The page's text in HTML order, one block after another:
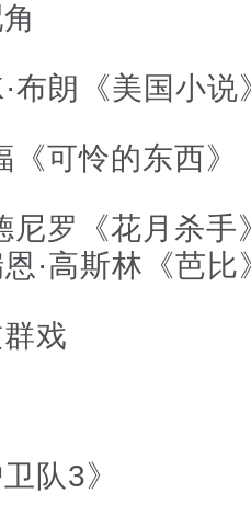
朗《美国小说
可怜的东西》
罗《花月杀手
恩·高斯林《芭比
戏
队3》